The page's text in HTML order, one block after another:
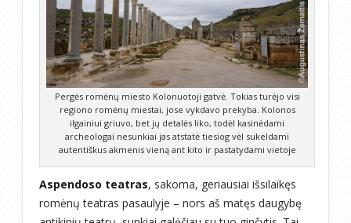
Pergės romėnų miesto Kolonuotoji gatvė. Tokias turėjo visi
regiono romėnų miestai, jose vykdavo prekyba. Kolonos
ilgainiui griuvo, bet jų detalės liko, todėl kasinėdami
archeologai nesunkiai jas atstatė tiesiog vėl sukeldami
autentiškus akmenis vieną ant kito ir pastatydami vietoje
Aspendoso teatras, sakoma, geriausiai išsilaikęs
romėnų teatras pasaulyje – nors aš matęs daugybę